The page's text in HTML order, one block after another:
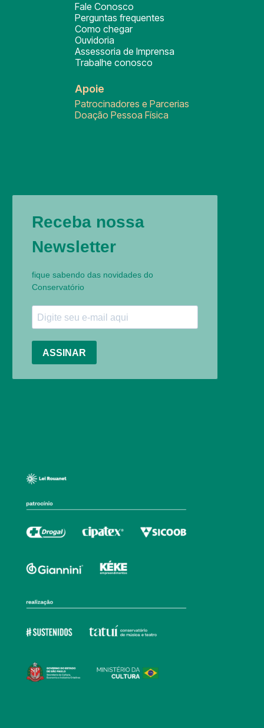
Fale Conosco
Perguntas frequentes
Como chegar
Ouvidoria
Assessoria de Imprensa
Trabalhe conosco
Apoie
Patrocinadores e Parcerias
Doação Pessoa Física